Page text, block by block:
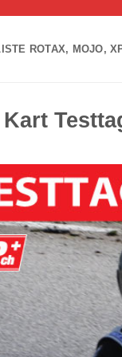
ROTAX, MOJO,
Kart